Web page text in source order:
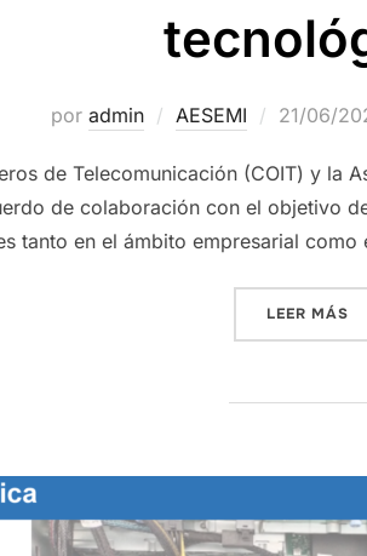
por admin AESEMI 21/06/
de Telecomunicación (COIT) y la
de colaboración con el objetivo
tanto en el ámbito empresarial
LEER MÁS